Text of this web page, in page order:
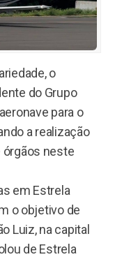
o
do Grupo
para o
a realização
órgãos neste
em Estrela
o objetivo de
Luiz, na capital
de Estrela